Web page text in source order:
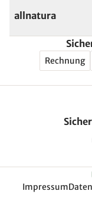
allnatura
Rechnung
Impressum